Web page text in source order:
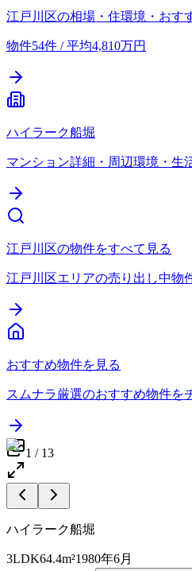
江戸川区の相場・住環境・おす
物件54件 / 平均4,810万円
ハイラーク船堀
マンション詳細・周辺環境・生
江戸川区の物件をすべて見る
江戸川区エリアの売り出し中物
おすすめ物件を見る
スムナラ厳選のおすすめ物件を
1 / 13
ハイラーク船堀
3LDK64.4m²1980年6月